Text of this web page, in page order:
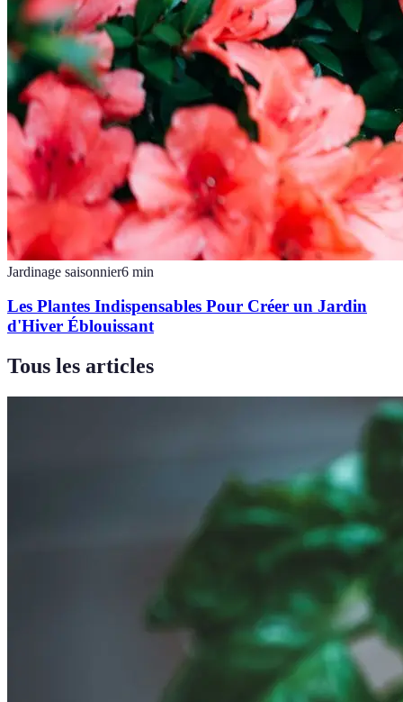
Jardinage saisonnier6 min
Les Plantes Indispensables Pour Créer un Jardin
d'Hiver Éblouissant
Tous les articles